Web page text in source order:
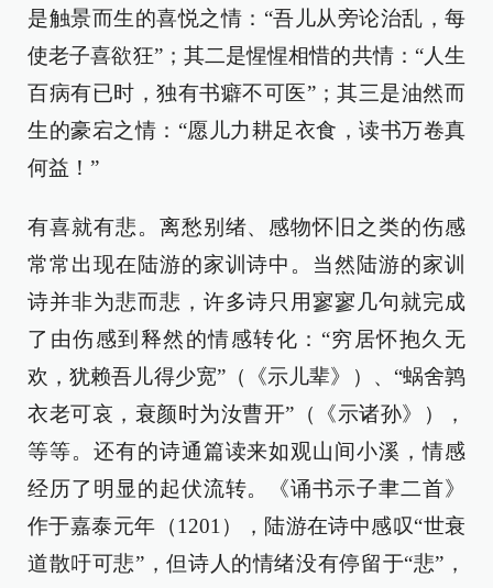
是触景而生的喜悦之情：“吾儿从旁论治乱，每
使老子喜欲狂”；其二是惺惺相惜的共情：“人生
百病有已时，独有书癖不可医”；其三是油然而
生的豪宕之情：“愿儿力耕足衣食，读书万卷真
何益！”
有喜就有悲。离愁别绪、感物怀旧之类的伤感
常常出现在陆游的家训诗中。当然陆游的家训
诗并非为悲而悲，许多诗只用寥寥几句就完成
了由伤感到释然的情感转化：“穷居怀抱久无
欢，犹赖吾儿得少宽”（《示儿辈》）、“蜗舍鹑
衣老可哀，衰颜时为汝曹开”（《示诸孙》），
等等。还有的诗通篇读来如观山间小溪，情感
经历了明显的起伏流转。《诵书示子聿二首》
作于嘉泰元年（1201），陆游在诗中感叹“世衰
道散吁可悲”，但诗人的情绪没有停留于“悲”，